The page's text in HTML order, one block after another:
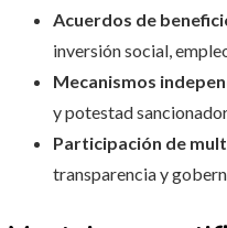
Acuerdos de
inversión social,
Mecanismos
y potestad
Participación de
transparencia y